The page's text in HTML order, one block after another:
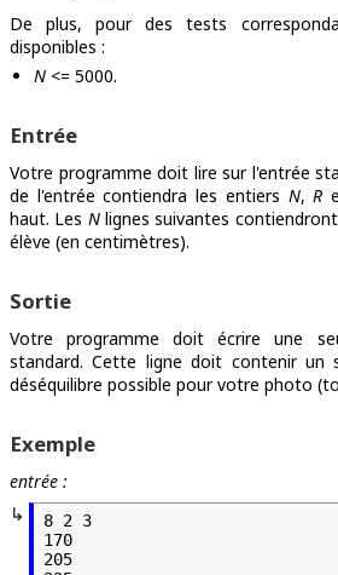
De plus, pour des tests
disponibles :
N <= 5000.
Entrée
Votre programme doit lire sur l'entrée
de l'entrée contiendra les entiers N,R
haut. Les Nlignes suivantes
élève (en centimètres).
Sortie
Votre programme doit écrire une
standard. Cette ligne doit contenir un
déséquilibre possible pour votre photo
Exemple
entrée :
8 2 3
170
205